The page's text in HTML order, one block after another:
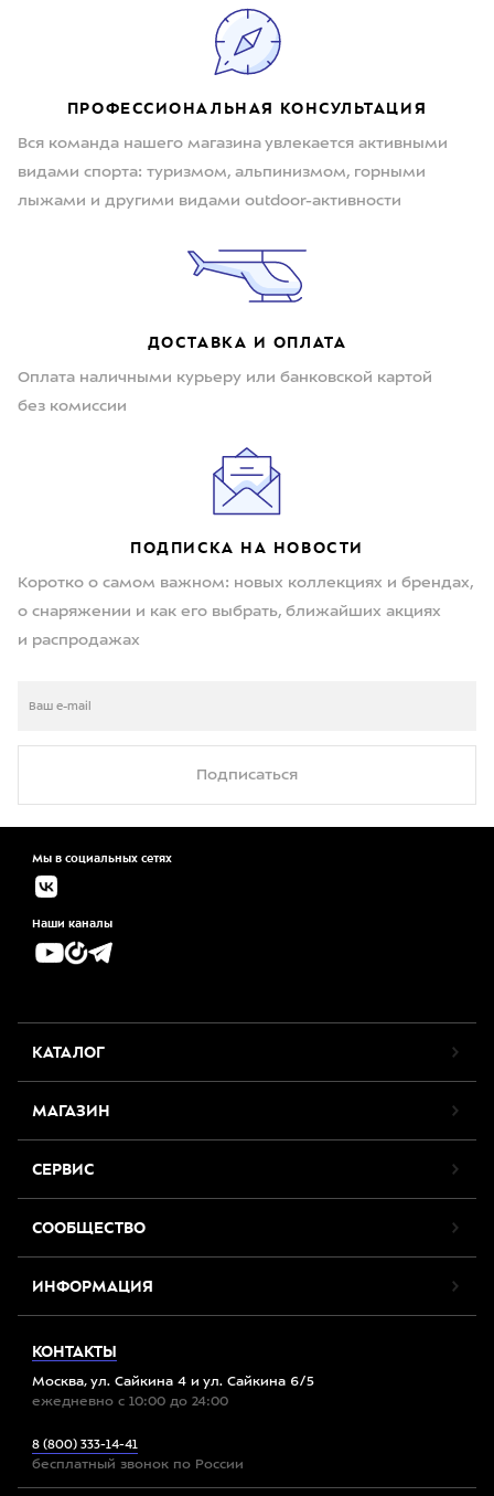
ПРОФЕССИОНАЛЬНАЯ КОНСУЛЬТАЦИЯ
Вся команда нашего магазина увлекается активными
видами спорта: туризмом, альпинизмом, горными
лыжами и другими видами outdoor-активности
ДОСТАВКА И ОПЛАТА
Оплата наличными курьеру или банковской картой
без комиссии
ПОДПИСКА НА НОВОСТИ
Коротко о самом важном: новых коллекциях и брендах,
о снаряжении и как его выбрать, ближайших акциях
и распродажах
Подписаться
Мы в социальных сетях
Наши каналы
КАТАЛОГ
МАГАЗИН
СЕРВИС
СООБЩЕСТВО
ИНФОРМАЦИЯ
КОНТАКТЫ
Москва, ул. Сайкина 4 и ул. Сайкина 6/5
ежедневно с 10:00 до 24:00
8 (800) 333-14-41
бесплатный звонок по России